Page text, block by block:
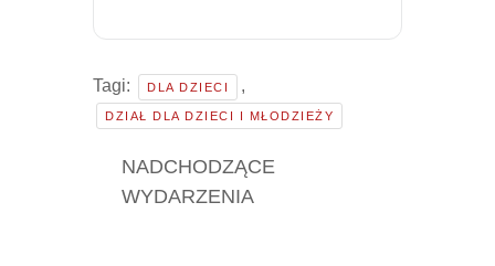
Tagi: DLA DZIECI ,
DZIAŁ DLA DZIECI I MŁODZIEŻY
NADCHODZĄCE
WYDARZENIA